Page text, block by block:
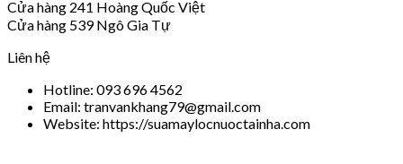
Cửa hàng 241 Hoàng Quốc Việt
Cửa hàng 539 Ngô Gia Tự
Liên hệ
Hotline: 093 696 4562
Email: tranvankhang79@gmail.com
Website: https://suamaylocnuoctainha.com